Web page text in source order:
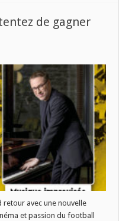
de gagner
retour avec une nouvelle
et passion du football